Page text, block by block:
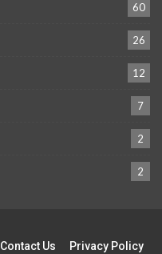
60
26
12
7
2
2
Contact Us Privacy Policy